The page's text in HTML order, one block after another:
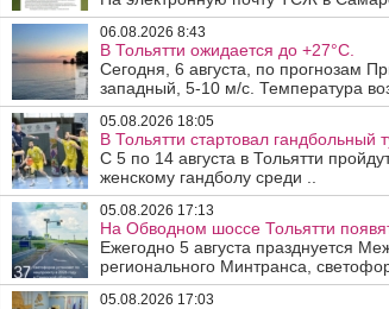
06.08.2026 8:43
В Тольятти ожидается до +27°C.
Сегодня, 6 августа, по прогнозам
западный, 5-10 м/с. Температура
05.08.2026 18:05
В Тольятти стартовал гандбольный
С 5 по 14 августа в Тольятти
женскому гандболу среди ..
05.08.2026 17:13
На Обводном шоссе Тольятти
Ежегодно 5 августа празднуется
регионального Минтранса,
05.08.2026 17:03